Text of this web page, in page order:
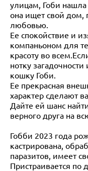
улицам, Гоби нашла
она ищет свой дом,
любовью.
Ее спокойствие и
компаньоном для
красоту во
нотку
кошку Гоби.
Ее прекрасная
характер сделают
Дайте ей шанс
верного друга на
Гобби 2023 года
кастрирована,
паразитов, имеет
Пристраивается по